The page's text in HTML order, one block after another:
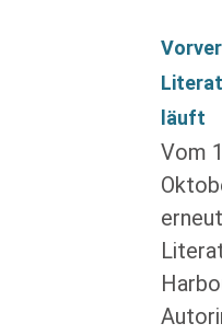
läuft
Vom